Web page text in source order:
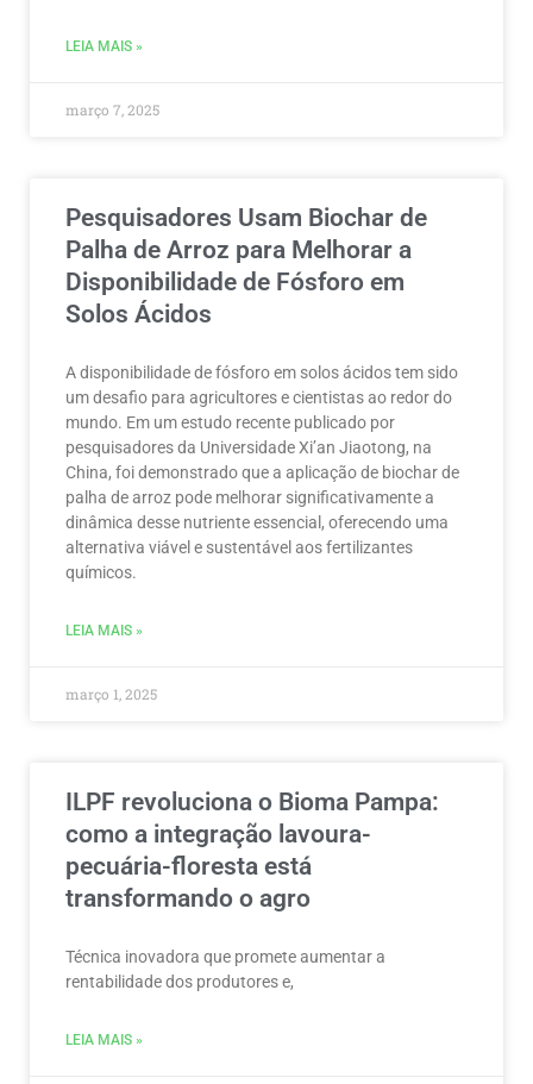
LEIA MAIS »
março 7, 2025
Pesquisadores Usam Biochar de
Palha de Arroz para Melhorar a
Disponibilidade de Fósforo em
Solos Ácidos
A disponibilidade de fósforo em solos ácidos tem sido
um desafio para agricultores e cientistas ao redor do
mundo. Em um estudo recente publicado por
pesquisadores da Universidade Xi’an Jiaotong, na
China, foi demonstrado que a aplicação de biochar de
palha de arroz pode melhorar significativamente a
dinâmica desse nutriente essencial, oferecendo uma
alternativa viável e sustentável aos fertilizantes
químicos.
LEIA MAIS »
março 1, 2025
ILPF revoluciona o Bioma Pampa:
como a integração lavoura-
pecuária-floresta está
transformando o agro
Técnica inovadora que promete aumentar a
rentabilidade dos produtores e,
LEIA MAIS »